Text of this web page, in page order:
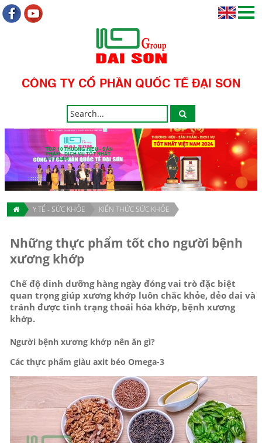
CÔNG TY CỔ PHẦN QUỐC TẾ ĐẠI SƠN
TOP 10 THƯƠNG HIỆU - SẢN
PHẨM - DỊCH VỤ TỐT NHẤT
VIỆT NAM
Y TẾ - SỨC KHỎE KIẾN THỨC SỨC KHỎE
Những thực phẩm tốt cho người bệnh
xương khớp
Chế độ dinh dưỡng hàng ngày đóng vai trò đặc biệt
quan trọng giúp xương khớp luôn chắc khỏe, dẻo dai và
tránh được tình trạng thoái hóa khớp, bệnh xương
khớp.
Người bệnh xương khớp nên ăn gì?
Các thực phẩm giàu axit béo Omega-3